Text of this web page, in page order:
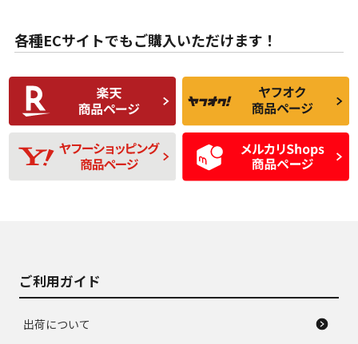
な中古品
んどない中古品
C
使用感や傷があり、
比較的きれいな中古
品
C
偏磨耗・劣化は感じ
られるが、使用に問
題のない中古品
D
使用感や目立つ傷が
あり、一般的な中古
品
D
残り溝も少なく、偏
磨耗がみられ、短期
間使用できるくらい
の中古品
各種ECサイトでもご購入いただけます！
ご利用ガイド
出荷について